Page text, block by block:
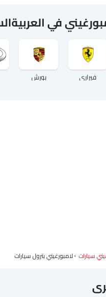
في
فيراري بورش
سيارات لامبورغيني بترول سيارات